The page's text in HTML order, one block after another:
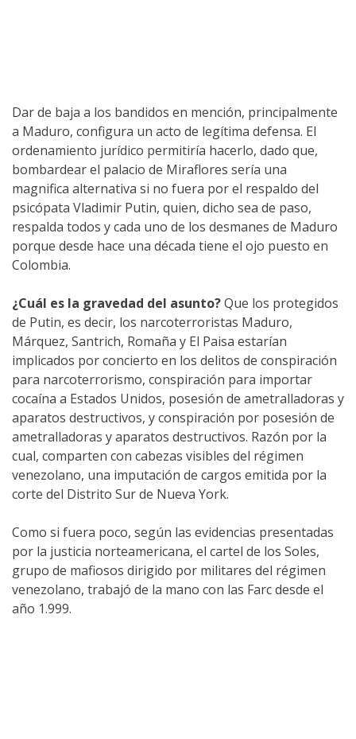
Dar de baja a los bandidos en mención, principalmente
a Maduro, configura un acto de legítima defensa. El
ordenamiento jurídico permitiría hacerlo, dado que,
bombardear el palacio de Miraflores sería una
magnifica alternativa si no fuera por el respaldo del
psicópata Vladimir Putin, quien, dicho sea de paso,
respalda todos y cada uno de los desmanes de Maduro
porque desde hace una década tiene el ojo puesto en
Colombia.
¿Cuál es la gravedad del asunto?Que los protegidos
de Putin, es decir, los narcoterroristas Maduro,
Márquez, Santrich, Romaña y El Paisa estarían
implicados por concierto en los delitos de conspiración
para narcoterrorismo, conspiración para importar
cocaína a Estados Unidos, posesión de ametralladoras y
aparatos destructivos, y conspiración por posesión de
ametralladoras y aparatos destructivos. Razón por la
cual, comparten con cabezas visibles del régimen
venezolano, una imputación de cargos emitida por la
corte del Distrito Sur de Nueva York.
Como si fuera poco, según las evidencias presentadas
por la justicia norteamericana, el cartel de los Soles,
grupo de mafiosos dirigido por militares del régimen
venezolano, trabajó de la mano con las Farc desde el
año 1.999.